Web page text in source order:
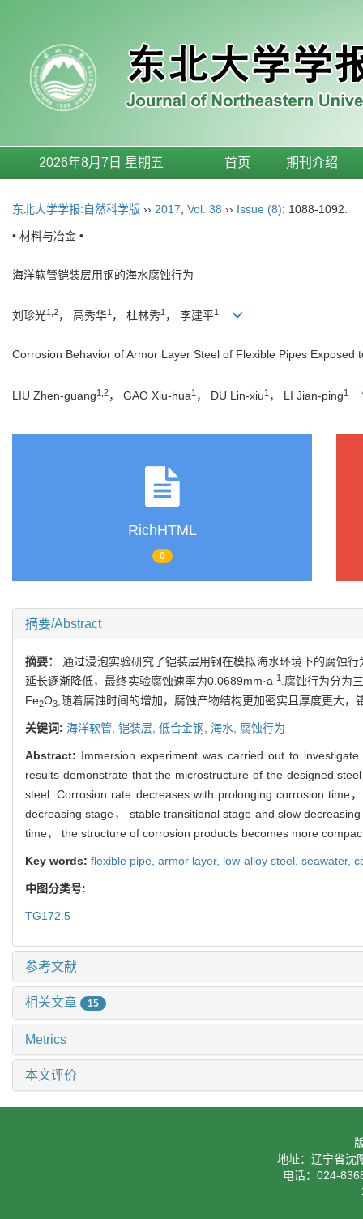
2026年8月7日 星期五 首页 期刊介绍
东北大学学报:自然科学版 ›› 2017 Vol. 38 ›› Issue (8): 1088-1092.
• 材料与冶金 •
海洋软管铠装层用钢的海水腐蚀行为
刘珍光1,2， 高秀华1 ， 杜林秀1 ， 李建平1
Corrosion Behavior of Armor Layer Steel of Flexible Pipes Exposed
LIU Zhen-guang1,2， GAO Xiu-hua1 ， DU Lin-xiu1 ， LI Jian-ping1
RichHTML
0
摘要/Abstract
摘要：通过浸泡实验研究了铠装层用钢在模拟海水环境下的腐蚀
延长逐渐降低，最终实验腐蚀速率为0.0689mm·a-1.腐蚀行为分为
Fe2O3;随着腐蚀时间的增加，腐蚀产物结构更加密实且厚度更大，
关键词: 海洋软管, 铠装层, 低合金钢, 海水, 腐蚀行为
Abstract: Immersion experiment was carried out to
results demonstrate that the microstructure of the designed
steel. Corrosion rate decreases with prolonging corrosion time
decreasing stage， stable transitional stage and slow
time， the structure of corrosion products becomes more
Key words: flexible pipe, armor layer, low-alloy steel, seawater,
中图分类号:
TG172.5
参考文献
相关文章 15
Metrics
本文评价
地址：辽宁省沈
电话：024-